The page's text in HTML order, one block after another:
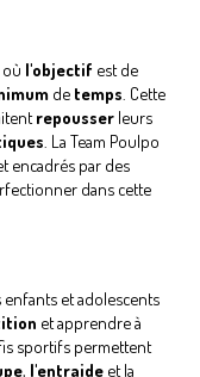
où l'objectif est de
de temps . Cette
repousser leurs
. La Team Poulpo
encadrés par des
dans cette
et adolescents
et apprendre à
sportifs permettent
, l'entraide et la